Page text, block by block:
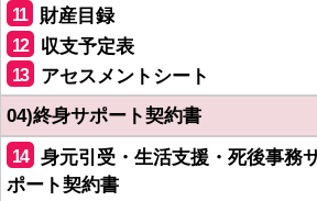
11 財産目録
12 収支予定表
13
アセスメントシート
04)終身サポート契約書
14
身元引受・生活支援・死後事務
ポート契約書